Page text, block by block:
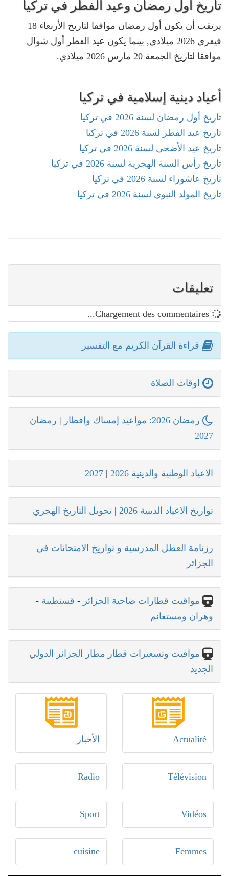
تاريخ أول رمضان وعيد الفطر في تركيا
يرتقب أن يكون أول رمضان موافقا لتاريخ الأربعاء 18
فيفري 2026 ميلادي, بينما يكون عيد الفطر أول شوال
موافقا لتاريخ الجمعة 20 مارس 2026 ميلادي.
أعياد دينية إسلامية في تركيا
تاريخ أول رمضان لسنة 2026 في تركيا
تاريخ عيد الفطر لسنة 2026 في تركيا
تاريخ عيد الأضحى لسنة 2026 في تركيا
تاريخ رأس السنة الهجرية لسنة 2026 في تركيا
تاريخ عاشوراء لسنة 2026 في تركيا
تاريخ المولد النبوي لسنة 2026 في تركيا
تعليقات
قراءة القرآن الكريم مع التفسير
اوقات الصلاة
رمضان 2026: مواعيد إمساك وإفطار | رمضان
2027
الاعياد الوطنية والدينية 2026 |
2027
تواريخ الاعياد الدينية 2026 | تحويل التاريخ الهجري
رزنامة العطل المدرسية و تواريخ الامتحانات في
الجزائر
مواقيت قطارات ضاحية الجزائر - قسنطينة -
وهران ومستغانم
مواقيت وتسعيرات قطار مطار الجزائر الدولي
الجديد
Actualité الأخبار
Télévision
Radio
Vidéos
Sport
Femmes
cuisine